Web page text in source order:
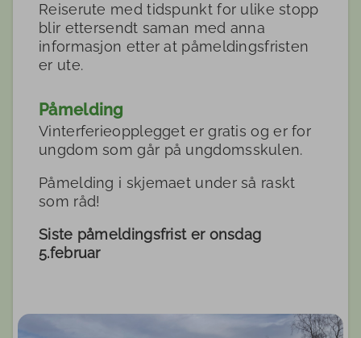
Reiserute med tidspunkt for ulike stopp
blir ettersendt saman med anna
informasjon etter at påmeldingsfristen
er ute.
Påmelding
Vinterferieopplegget er gratis og er for
ungdom som går på ungdomsskulen.
Påmelding i skjemaet under så raskt
som råd!
Siste påmeldingsfrist er onsdag
5.februar